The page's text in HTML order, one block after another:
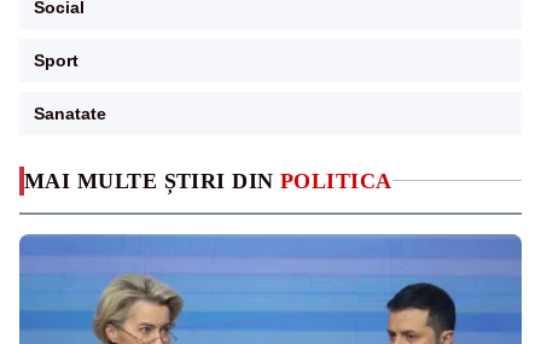
MAI MULTE ȘTIRI DIN POLITICA
Social
Sport
Sanatate